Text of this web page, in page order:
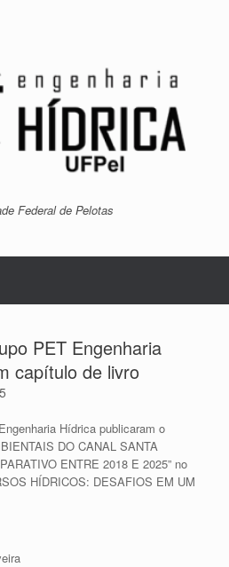
Federal de Pelotas
PET Engenharia
capítulo de livro
Hídrica publicaram o
DO CANAL SANTA
ENTRE 2018 E 2025” no
HÍDRICOS: DESAFIOS EM UM